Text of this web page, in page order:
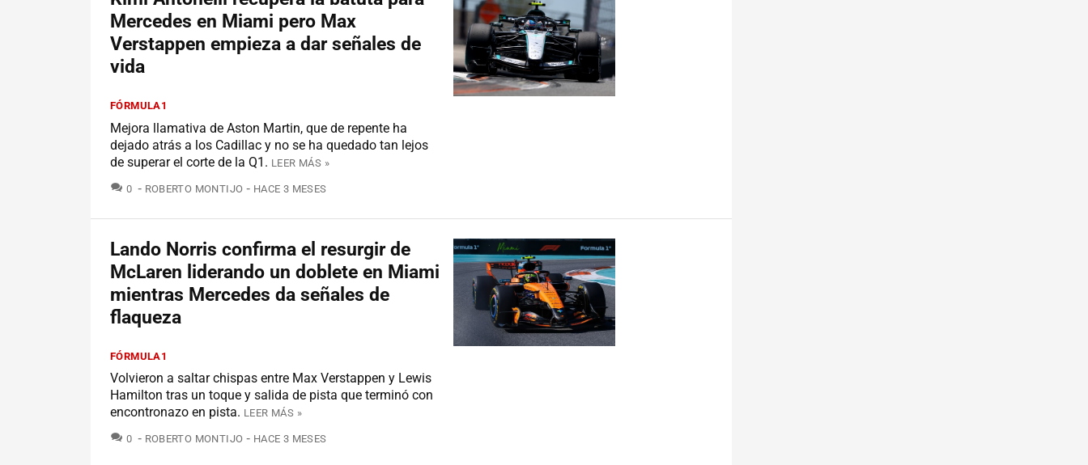
Mercedes en Miami pero Max
Verstappen empieza a dar señales de
vida
FÓRMULA1
Mejora llamativa de Aston Martin, que de repente ha
dejado atrás a los Cadillac y no se ha quedado tan lejos
de superar el corte de la Q1. LEER MÁS »
0 COMENTARIOS
ROBERTO MONTIJO HACE 3 MESES
Lando Norris confirma el resurgir de
McLaren liderando un doblete en Miami
mientras Mercedes da señales de
flaqueza
FÓRMULA1
Volvieron a saltar chispas entre Max Verstappen y Lewis
Hamilton tras un toque y salida de pista que terminó con
encontronazo en pista. LEER MÁS »
0 COMENTARIOS
ROBERTO MONTIJO HACE 3 MESES